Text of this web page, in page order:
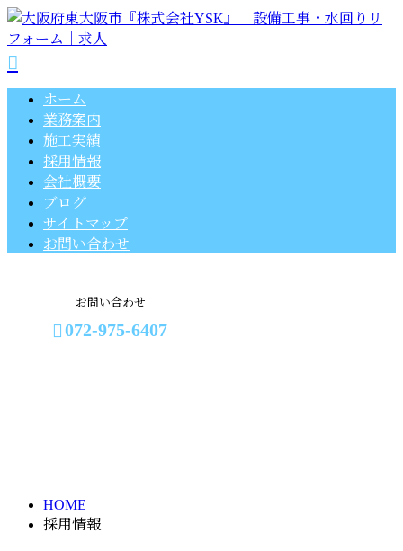
ホーム
業務案内
施工実績
採用情報
会社概要
ブログ
サイトマップ
お問い合わせ
お問い合わせ
072-975-6407
HOME
採用情報